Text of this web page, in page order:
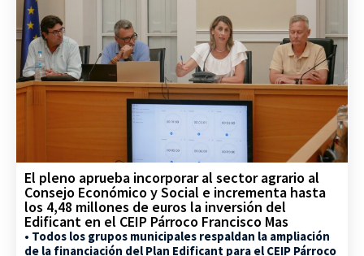
El pleno aprueba incorporar al sector agrario al
Consejo Económico y Social e incrementa hasta
los 4,48 millones de euros la inversión del
Edificant en el CEIP Párroco Francisco Mas
• Todos los grupos municipales respaldan la ampliación
de la financiación del Plan Edificant para el CEIP Párroco